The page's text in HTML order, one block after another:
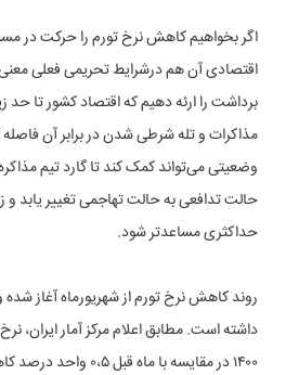
اگر بخواهیم کاهش نرخ تورم را حرکت در
اقتصادی آن هم درشرایط تحریمی فعلی معنی
برداشت را ارئه دهیم که اقتصاد کشور تا حد
مذاکرات و تله شرطی شدن در برابر آن
وضعیتی می‌تواند کمک کند تا گارد تیم
حالت تدافعی به حالت تهاجمی تغییر یابد و
حداکثری مساعدتر شود.
روند کاهش نرخ تورم از شهریورماه آغاز شده و
داشته است. مطابق اعلام مرکز آمار ایران،
۱۴۰۰ در مقایسه با ماه